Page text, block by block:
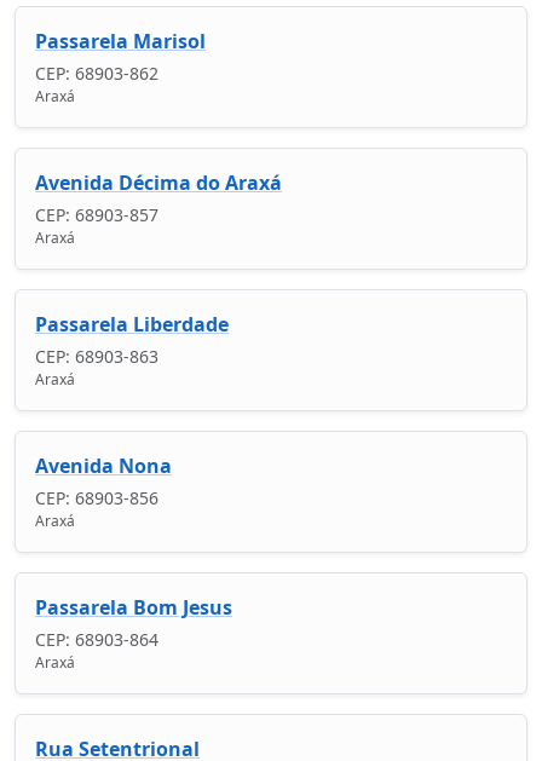
Passarela Marisol
CEP: 68903-862
Araxá
Avenida Décima do Araxá
CEP: 68903-857
Araxá
Passarela Liberdade
CEP: 68903-863
Araxá
Avenida Nona
CEP: 68903-856
Araxá
Passarela Bom Jesus
CEP: 68903-864
Araxá
Rua Setentrional